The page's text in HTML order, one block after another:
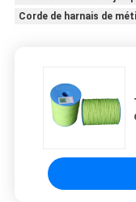
Corde de harnais de